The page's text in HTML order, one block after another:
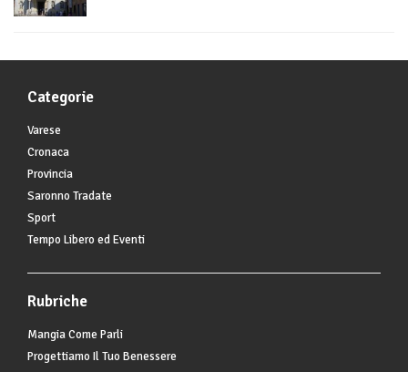
Categorie
Varese
Cronaca
Provincia
Saronno Tradate
Sport
Tempo Libero ed Eventi
Rubriche
Mangia Come Parli
Progettiamo Il Tuo Benessere